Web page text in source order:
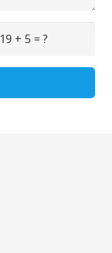
19 + 5 = ?